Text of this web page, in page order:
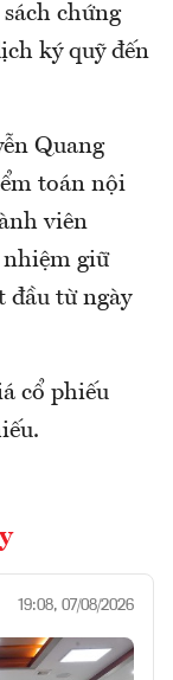
chứng
ký quỹ đến
Quang
toán nội
viên
giữ
đầu từ ngày
cổ phiếu
19:08, 07/08/2026